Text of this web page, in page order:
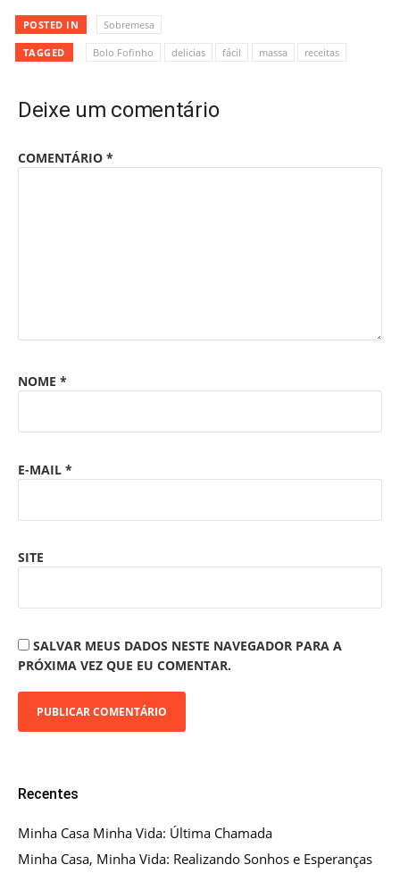
POSTED IN Sobremesa
TAGGED Bolo Fofinho delicias fácil massa receitas
Deixe um comentário
COMENTÁRIO *
NOME *
E-MAIL *
SITE
SALVAR MEUS DADOS NESTE NAVEGADOR PARA A
PRÓXIMA VEZ QUE EU COMENTAR.
Recentes
Minha Casa Minha Vida: Última Chamada
Minha Casa, Minha Vida: Realizando Sonhos e Esperanças